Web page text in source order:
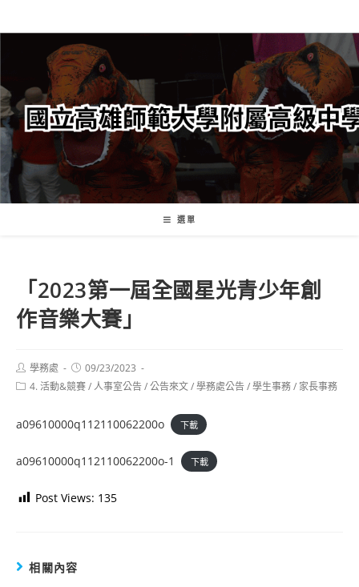
轉
要
內
容
選單
「2023第一屆全國星光青少年創
作音樂大賽」
Post
author:
學務處
Post
published:
09/23/2023
Post4. 活動&競賽/人事室公告/公告來文/學務處公告/學生事務/ 家長事務
a09610000q112110062200o 下載
a09610000q112110062200o-1 下載
Post Views: 135
相關內容